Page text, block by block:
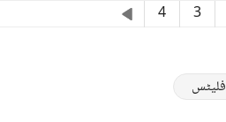
3
4
فلیٹس